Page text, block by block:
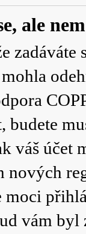
ale
zadáváte
, budete
váš účet
nových
moci
vám byl